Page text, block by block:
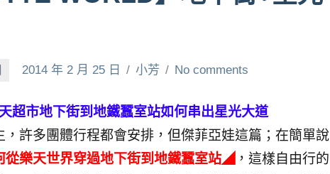
2014 年 2 月 25 日 小芳 No comments
市地下街到地鐵蠶室站如何串出星光大道
，許多團體行程都會安排，但傑菲亞娃這篇；在簡單說
樂天世界穿過地下街到地鐵蠶室站◢ ，這樣自由行的